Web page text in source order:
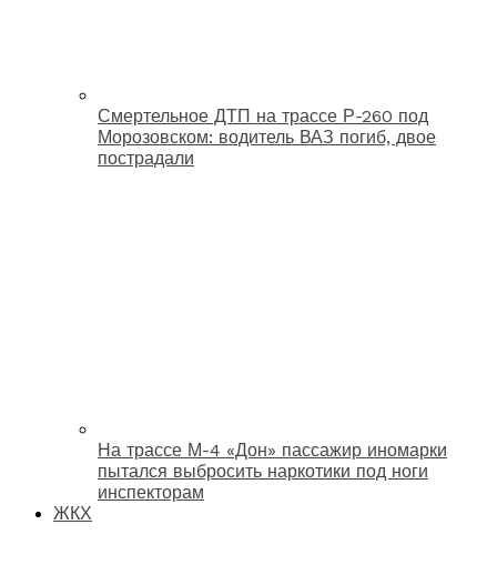
Смертельное ДТП на трассе Р-260 под
Морозовском: водитель ВАЗ погиб, двое
пострадали
На трассе М-4 «Дон» пассажир иномарки
пытался выбросить наркотики под ноги
инспекторам
ЖКХ